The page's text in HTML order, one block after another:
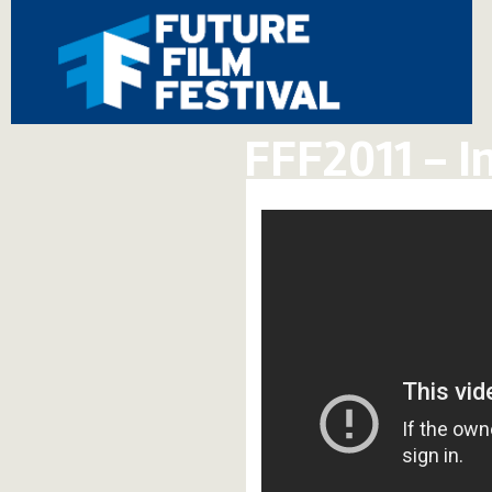
FFF2011 -